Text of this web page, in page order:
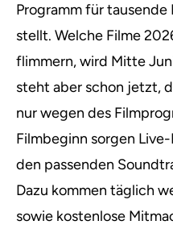
Programm für
stellt. Welche Filme
flimmern, wird Mitte
steht aber schon jetzt,
nur wegen des
Filmbeginn sorgen
den passenden
Dazu kommen täglich
sowie kostenlose